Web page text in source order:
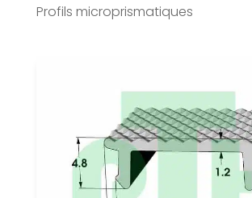
Profils microprismatiques